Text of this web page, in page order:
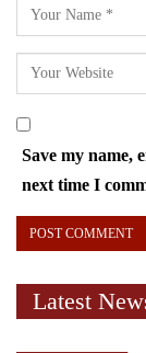
Save my name,
next time I
Latest